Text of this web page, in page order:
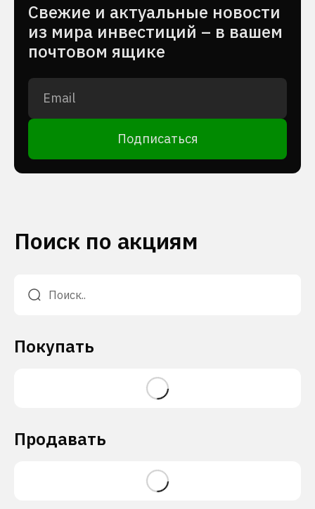
Cвежие и актуальные новости
из мира инвестиций – в вашем
почтовом ящике
Подписаться
Поиск по акциям
Покупать
Продавать